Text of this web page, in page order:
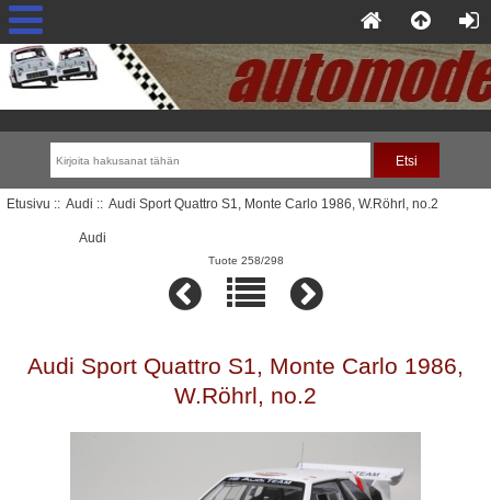
Etusivu :: Audi :: Audi Sport Quattro S1, Monte Carlo 1986, W.Röhrl, no.2
Audi
Tuote 258/298
Audi Sport Quattro S1, Monte Carlo 1986,
W.Röhrl, no.2